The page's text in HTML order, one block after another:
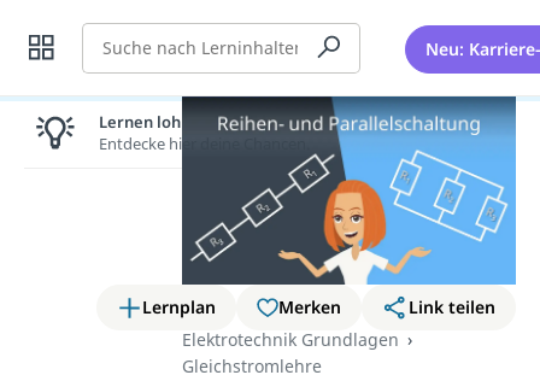
Suche Neu:
Lernplan Merken
Link teilen
Elektrotechnik Grundlagen
Gleichstromlehre
Lernen lohnt sich!
Entdecke hier deine Chancen.